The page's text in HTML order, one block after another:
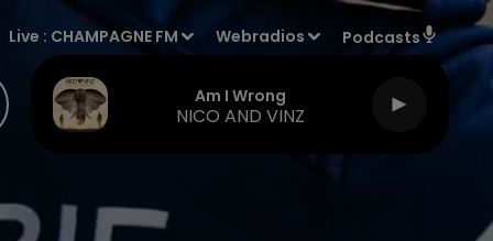
Live : CHAMPAGNE FM Webradios Podcasts
Am I Wrong
NICO AND VINZ